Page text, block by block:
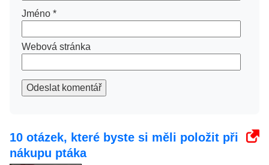
Jméno *
Webová stránka
Odeslat komentář
10 otázek, které byste si měli položit při
nákupu ptáka